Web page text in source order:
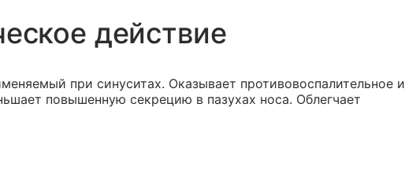
действие
при синуситах. Оказывает противовоспалительное и
повышенную секрецию в пазухах носа. Облегчает